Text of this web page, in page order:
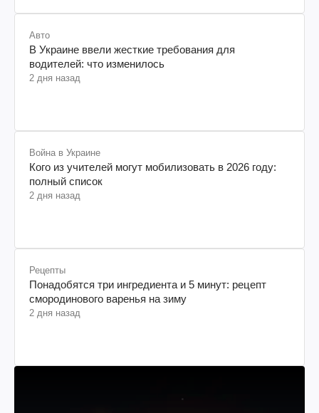
Авто
В Украине ввели жесткие требования для
водителей: что изменилось
2 дня назад
Война в Украине
Кого из учителей могут мобилизовать в 2026 году:
полный список
2 дня назад
Рецепты
Понадобятся три ингредиента и 5 минут: рецепт
смородинового варенья на зиму
2 дня назад